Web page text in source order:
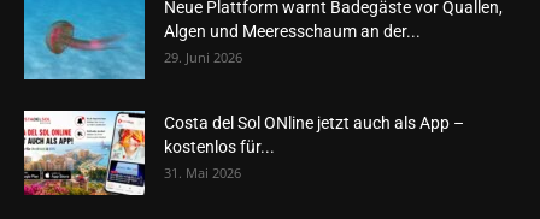
Neue Plattform warnt Badegäste vor Quallen,
Algen und Meeresschaum an der...
29. Juni 2026
Costa del Sol ONline jetzt auch als App –
kostenlos für...
31. Mai 2026